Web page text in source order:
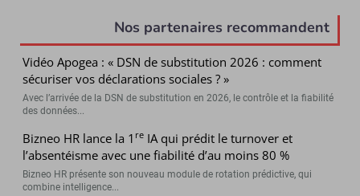
Nos partenaires recommandent
Vidéo Apogea : « DSN de substitution 2026 : comment
sécuriser vos déclarations sociales ? »
Avec l’arrivée de la DSN de substitution en 2026, le contrôle et la fiabilité
des données...
Bizneo HR lance la 1 re IA qui prédit le turnover et
l’absentéisme avec une fiabilité d’au moins 80 %
Bizneo HR présente son nouveau module de rotation prédictive, qui
combine intelligence...